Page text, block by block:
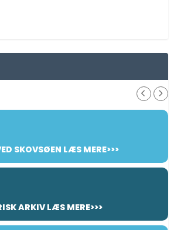
SKOVSØEN LÆS MERE>>>
ARKIV LÆS MERE>>>